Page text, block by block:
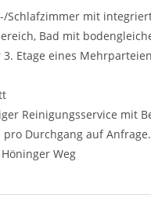
Schlafzimmer mit
Bad mit
3. Etage eines
Reinigungsservice mit
pro Durchgang auf
Weg